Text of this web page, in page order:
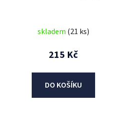
skladem (21 ks)
215 Kč
DO KOŠÍKU